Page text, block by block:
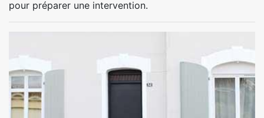
pour préparer une intervention.